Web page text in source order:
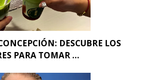
DESCUBRE LOS
PARA TOMAR ...